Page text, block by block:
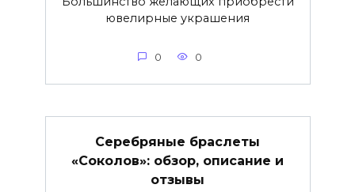
ювелирные украшения
0 0
Серебряные браслеты
«Соколов»: обзор, описание и
отзывы